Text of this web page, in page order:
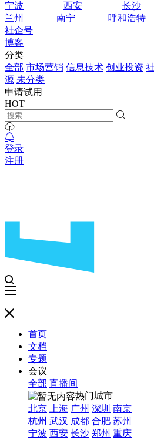
宁波
西安 长沙
兰州
南宁 呼和浩特
社企号
博客
分类
全部 市场营销 信息技术 创业投资
源 未分类
申请试用
HOT
登录
注册
首页
文档
专题
会议
全部 直播间
热门城市
北京
上海 广州 深圳 南京
杭州 武汉 成都 合肥 苏州
宁波 西安 长沙 郑州 重庆